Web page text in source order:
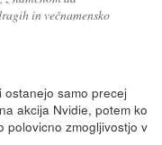
in večnamensko
samo precej
akcija Nvidie, potem ko
polovicno zmogljivostjo v